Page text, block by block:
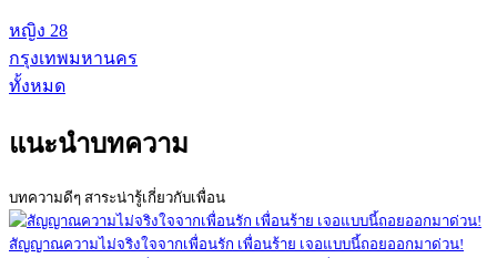
หญิง 28
กรุงเทพมหานคร
ทั้งหมด
แนะนำบทความ
บทความดีๆ สาระน่ารู้เกี่ยวกับเพื่อน
สัญญาณความไม่จริงใจจากเพื่อนรัก เพื่อนร้าย เจอแบบนี้ถอยออกมาด่วน!